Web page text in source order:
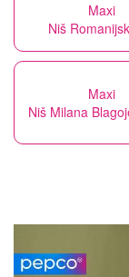
Maxi
Niš
Maxi
Niš Milana